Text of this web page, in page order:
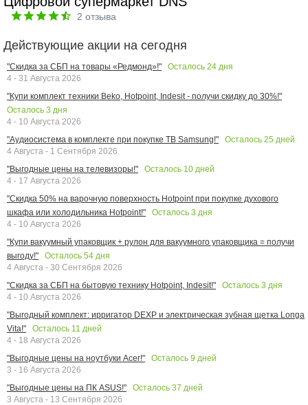
2 отзыва
Действующие акции на сегодня
"Скидка за СБП на товары «Редмонд»!" Осталось 24 дня
4 - 31 Августа 2026
"Купи комплект техники Beko, Hotpoint, Indesit - получи скидку до 30%!"
Осталось 3 дня
4 - 10 Августа 2026
"Аудиосистема в комплекте при покупке ТВ Samsung!"
Осталось 25 дней
4 Августа - 1 Сентября 2026
"Выгодные цены на телевизоры!"
Осталось 10 дней
4 - 17 Августа 2026
"Скидка 50% на варочную поверхность Hotpoint при покупке духового
шкафа или холодильника Hotpoint!"
Осталось 3 дня
4 - 10 Августа 2026
"Купи вакуумный упаковщик + рулон для вакуумного упаковщика = получи
выгоду!"
Осталось 54 дня
4 Августа - 30 Сентября 2026
"Скидка за СБП на бытовую технику Hotpoint, Indesit!"
Осталось 3 дня
4 - 10 Августа 2026
"Выгодный комплект: ирригатор DEXP и электрическая зубная щетка Longa
Vita!"
Осталось 11 дней
4 - 18 Августа 2026
"Выгодные цены на ноутбуки Acer!"
Осталось 9 дней
3 - 16 Августа 2026
"Выгодные цены на ПК ASUS!"
Осталось 37 дней
3 Августа - 13 Сентября 2026